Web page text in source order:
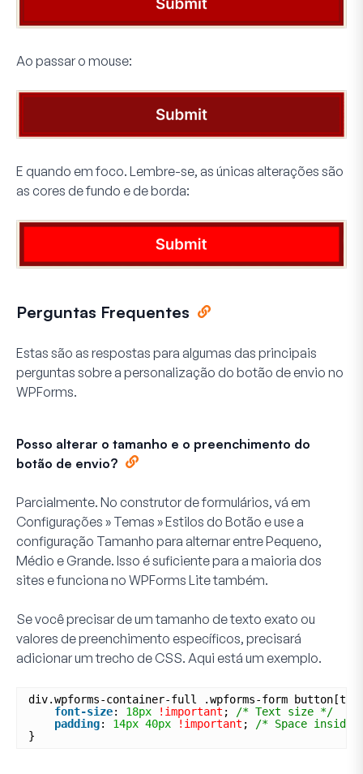
Ao passar o mouse:
E quando em foco. Lembre-se, as únicas alterações são
as cores de fundo e de borda:
Perguntas Frequentes
Estas são as respostas para algumas das principais
perguntas sobre a personalização do botão de envio no
WPForms.
Posso alterar o tamanho e o preenchimento do
botão de envio?
Parcialmente. No construtor de formulários, vá em
Configurações » Temas » Estilos do Botão e use a
configuração Tamanho para alternar entre Pequeno,
Médio e Grande. Isso é suficiente para a maioria dos
sites e funciona no WPForms Lite também.
Se você precisar de um tamanho de texto exato ou
valores de preenchimento específicos, precisará
adicionar um trecho de CSS. Aqui está um exemplo.
div.wpforms-container-full .wpforms-form
font-size: 18px !important ;
/* Text size */
padding: 14px 40px !important ;
/* Space inside
}